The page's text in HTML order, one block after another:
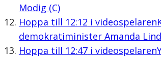
Modig (C)
Hoppa till 12:12 i videospelaren
demokratiminister Amanda
Hoppa till 12:47i videospelaren